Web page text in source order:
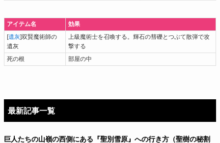
アイテム名
効果
[遺灰]双賢魔術師の
遺灰
上級魔術士を召喚する。輝石の彗礫とつぶて散弾で攻
撃する
死の根
部屋の中
最新記事一覧
巨人たちの山嶺の西側にある『聖別雪原』への行き方（聖樹の秘割